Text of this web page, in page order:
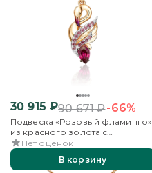
30 915 ₽90 671₽-66%
Подвеска «Розовый фламинго»
из красного золота с
гранатами и эмалью
Нет оценок
В корзину